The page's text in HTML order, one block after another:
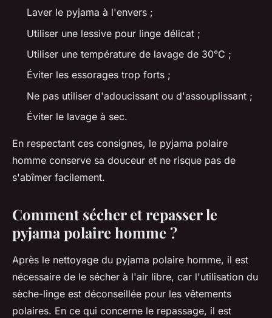
Laver le pyjama à l'envers ;
Utiliser une lessive pour linge délicat ;
Utiliser une température de lavage de 30°C ;
Éviter les essorages trop forts ;
Ne pas utiliser d'adoucissant ou d'assouplissant ;
Éviter le lavage à sec.
En respectant ces consignes, le pyjama polaire
homme conserve sa douceur et ne risque pas de
s'abîmer facilement.
Comment sécher et repasser le
pyjama polaire homme ?
Après le nettoyage du pyjama polaire homme, il est
nécessaire de le sécher à l'air libre, car l'utilisation du
sèche-linge est déconseillée pour les vêtements
polaires. En ce qui concerne le repassage, il est